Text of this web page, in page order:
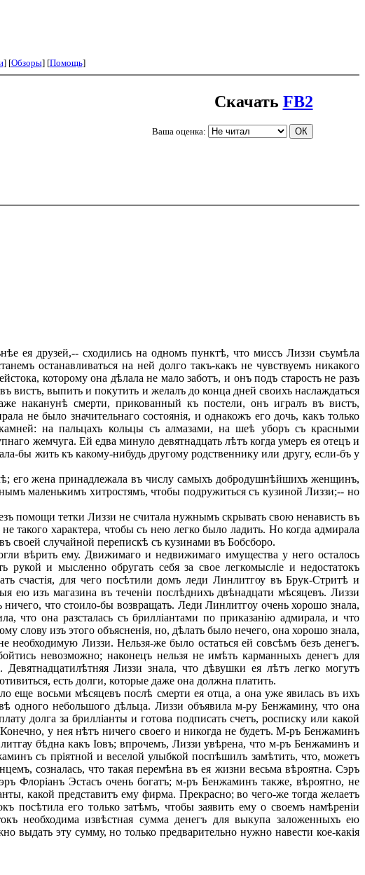
] [Обзоры] [Помощь]
Скачать FB2
Ваша оценка:
ея друзей,-- сходились на одномъ пунктѣ, что миссъ Лиззи съумѣла
останавливаться на ней долго такъ-какъ не чувствуемъ никакого
которому она дѣлала не мало заботъ, и онъ подъ старость не разъ
выпить и покутить и желалъ до конца дней своихъ наслаждаться
наканунѣ смерти, прикованный къ постели, онъ игралъ въ вистъ,
не было значительнаго состоянія, и однакожъ его дочь, какъ только
на пальцахъ кольцы съ алмазами, на шеѣ уборъ съ красными
жемчуга. Ей едва минуло девятнадцать лѣтъ когда умеръ ея отецъ и
бы жить къ какому-нибудь другому родственнику или другу, если-бъ у
его жена принадлежала въ числу самыхъ добродушнѣйшихъ женщинъ,
маленькимъ хитростямъ, чтобы подружиться съ кузиной Лиззи;-- но
помощи тетки Лиззи не считала нужнымъ скрывать свою ненависть въ
такого характера, чтобы съ нею легко было ладить. Но когда адмирала
своей случайной перепискѣ съ кузинами въ Бобсборо.
вѣрить ему. Движимаго и недвижимаго имущества у него осталось
и мысленно обругать себя за свое легкомысліе и недостатокъ
счастія, для чего посѣтили домъ леди Линлитгоу въ Брук-Стритѣ и
ею изъ магазина въ теченіи послѣднихъ двѣнадцати мѣсяцевъ. Лиззи
что стоило-бы возвращать. Леди Линлитгоу очень хорошо знала,
что она разсталась съ брилліантами по приказанію адмирала, и что
слову изъ этого объясненія, но, дѣлать было нечего, она хорошо знала,
Лиззи. Нельзя-же было остаться ей совсѣмъ безъ денегъ.
невозможно; наконецъ нельзя не имѣть карманныхъ денегъ для
Лиззи знала, что дѣвушки ея лѣтъ легко могутъ
есть долги, которые даже она должна платить.
еще восьми мѣсяцевъ послѣ смерти ея отца, а она уже явилась въ ихъ
одного небольшого дѣльца. Лиззи объявила м-ру Бенжамину, что она
долга за брилліанты и готова подписать счетъ, росписку или какой
у нея нѣтъ ничего своего и никогда не будетъ. М-ръ Бенжаминъ
бѣдна какъ Іовъ; впрочемъ, Лиззи увѣрена, что м-ръ Бенжаминъ и
съ пріятной и веселой улыбкой поспѣшилъ замѣтить, что, можетъ
созналась, что такая перемѣна въ ея жизни весьма вѣроятна. Сэръ
Флоріанъ Эстасъ очень богатъ; м-ръ Бенжаминъ также, вѣроятно, не
какой представитъ ему фирма. Прекрасно; во чего-же тогда желаетъ
посѣтила его только затѣмъ, чтобы заявить ему о своемъ намѣреніи
необходима извѣстная сумма денегъ для выкупа заложенныхъ ею
выдать эту сумму, но только предварительно нужно навести кое-какія